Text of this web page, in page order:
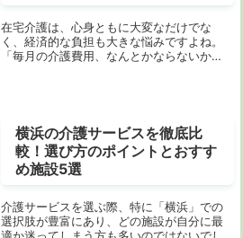
在宅介護は、心身ともに大変なだけでな
く、経済的な負担も大きな悩みですよね。
「毎月の介護費用、なんとかならないか
横浜の介護サービスを徹底比
較！選び方のポイントとおすす
め施設5選
介護サービスを選ぶ際、特に「横浜」での
選択肢が豊富にあり、どの施設が自分に最